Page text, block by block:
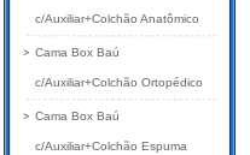
c/Auxiliar+Colchão Anatômico
Cama Box Baú
c/Auxiliar+Colchão Ortopédico
Cama Box Baú
c/Auxiliar+Colchão Espuma